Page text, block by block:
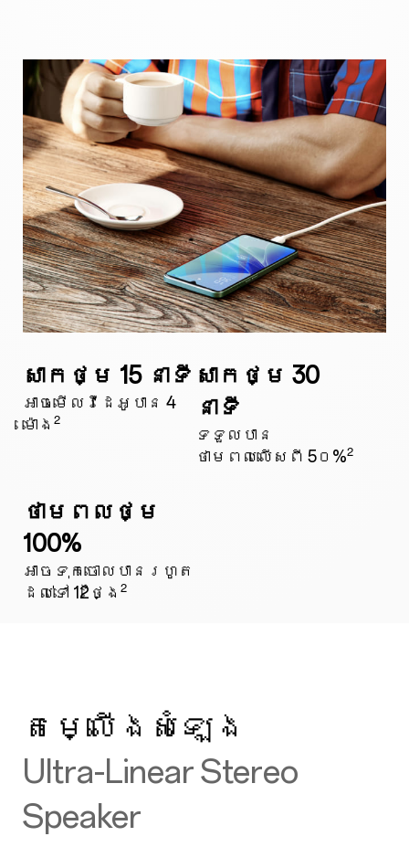
សាកថ្ម 15 នាទី
អាចមើលវីដេអូបាន 4
ម៉ោង 2
សាកថ្ម 30
នាទី
ទទួលបាន
ថាមពលលើសពី 5០%2
ថាមពលថ្ម
100%
អាចទុកចោលបានរហូត
ដល់ទៅ 12ថ្ងៃ 2
តម្លើងសំឡេង
Ultra-Linear Stereo
Speaker